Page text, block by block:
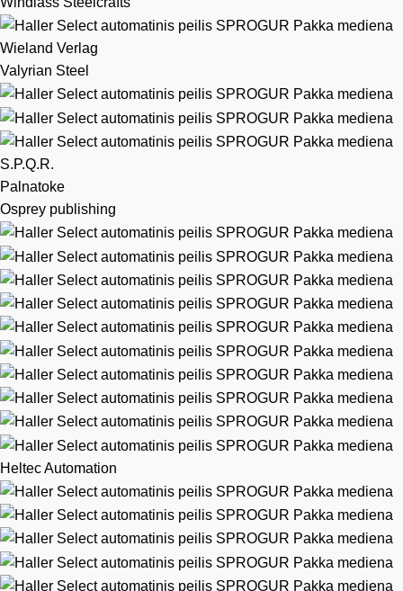
Wieland Verlag
Valyrian Steel
S.P.Q.R.
Palnatoke
Osprey publishing
Heltec Automation